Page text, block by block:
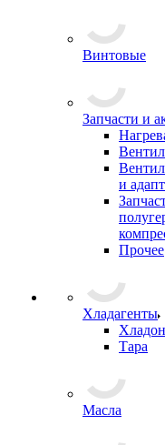
Винтовые
Запчасти и
и
Прочее
Хладагенты
Тара
Масла